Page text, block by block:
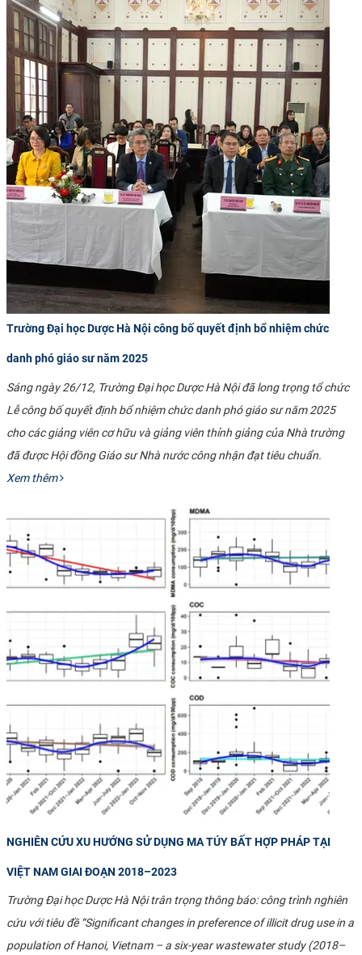
Trường Đại học Dược Hà Nội công bố quyết định bổ nhiệm chức
danh phó giáo sư năm 2025
Sáng ngày 26/12, Trường Đại học Dược Hà Nội đã long trọng tổ chức
Lễ công bố quyết định bổ nhiệm chức danh phó giáo sư năm 2025
cho các giảng viên cơ hữu và giảng viên thỉnh giảng của Nhà trường
đã được Hội đồng Giáo sư Nhà nước công nhận đạt tiêu chuẩn.
Xem thêm
NGHIÊN CỨU XU HƯỚNG SỬ DỤNG MA TÚY BẤT HỢP PHÁP TẠI
VIỆT NAM GIAI ĐOẠN 2018–2023
Trường Đại học Dược Hà Nội trân trọng thông báo: công trình nghiên
cứu với tiêu đề “Significant changes in preference of illicit drug use in a
population of Hanoi, Vietnam – a six-year wastewater study (2018–